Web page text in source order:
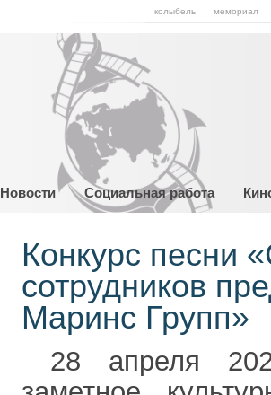
колыбель мемориал
Новости Социальная работа
Конкурс песни
сотрудников
Маринс Групп»
28 апреля